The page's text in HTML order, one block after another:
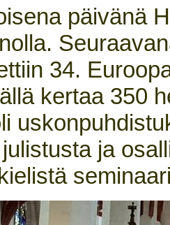
päivänä
34.
kertaa 350
ja